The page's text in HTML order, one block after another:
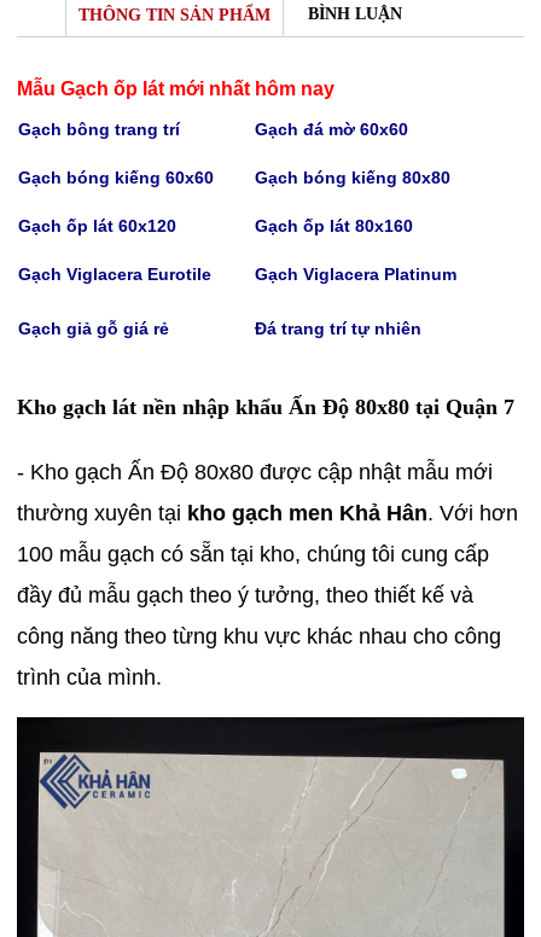
THÔNG TIN SẢN PHẨM BÌNH LUẬN
Mẫu Gạch ốp lát mới nhất hôm nay
Gạch bông trang trí Gạchđá mờ 60x60
Gạch bóng kiếng 60x60 Gạch bóng kiếng80x80
Gạchốp lát 60x120 Gạchốp lát 80x160
Gạch Viglacera Eurotile Gạch Viglacera Platinum
Gạch giả gỗ giá rẻ Đá trang trí tự nhiên
Kho gạch lát nền nhập khẩu Ấn Độ 80x80 tại Quận 7
- Kho gạch Ấn Độ 80x80 được cập nhật mẫu mới
thường xuyên tại kho gạch men Khả Hân. Với hơn
100 mẫu gạch có sẵn tại kho, chúng tôi cung cấp
đầy đủ mẫu gạch theo ý tưởng, theo thiết kế và
công năng theo từng khu vực khác nhau cho công
trình của mình.